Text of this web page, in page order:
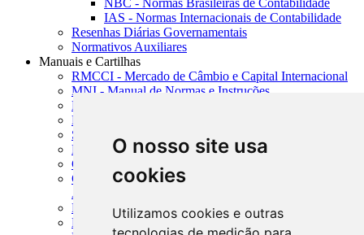
O nosso site usa
cookies
Utilizamos cookies e outras
NBC - Normas Brasileiras de Contabilidade
IAS - Normas Internacionais de Contabilidade
Resenhas Diárias Governamentais
Normativos Auxiliares
Manuais e Cartilhas
RMCCI - Mercado de Câmbio e Capital Internacional
MNI - Manual de Normas e Instruções
MTVM - Manual de Títulos e Valores Mobiliários
MCR - Manual de Crédito Rural
SISORF - Manual de Organização do SFN
MASUP - Manual de Supervisão Bancária
CADOC - Catálogo de Documentos
CNAE-CONCLA - Classificação Nacional de
Atividades Econômicas
PMF - Cartilhas do BCB
Manuais Auxiliares do BCB e Cosif-e